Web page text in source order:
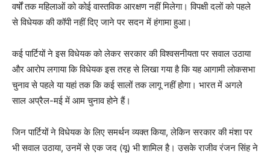
वर्षों तक महिलाओं को कोई वास्तविक आरक्षण नहीं मिलेगा। विपक्षी दलों को पहले
से विधेयक की कॉपी नहीं दिए जाने पर सदन में हंगामा हुआ।
कई पार्टियों ने इस विधेयक को लेकर सरकार की विश्वसनीयता पर सवाल उठाया
और आरोप लगाया कि विधेयक इस तरह से लिखा गया है कि यह आगामी लोकसभा
चुनाव से पहले या यहां तक कि कई सालों तक लागू नहीं होगा। भारत में अगले
साल अप्रैल-मई में आम चुनाव होने हैं।
जिन पार्टियों ने विधेयक के लिए समर्थन व्यक्त किया, लेकिन सरकार की मंशा पर
भी सवाल उठाया, उनमें से एक जद (यू) भी शामिल है। उसके राजीव रंजन सिंह ने